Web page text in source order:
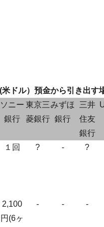
ドル）預金から引き出す
ソニー
銀行
東京三
菱銀行
みずほ
銀行
三井
住友
銀行
１回 ? ‐ ?
2,100
円(6ヶ
‐ ‐ ‐